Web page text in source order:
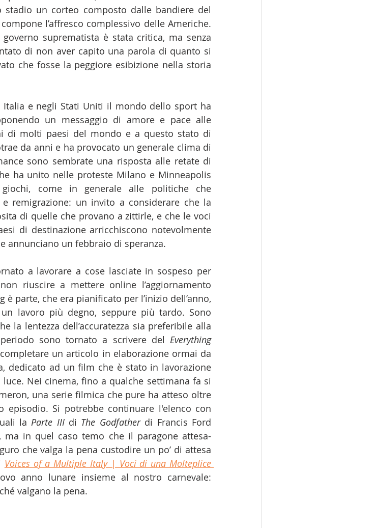
un corteo composto dalle bandiere del
l’affresco complessivo delle Americhe.
suprematista è stata critica, ma senza
di non aver capito una parola di quanto si
che fosse la peggiore esibizione nella storia
e negli Stati Uniti il mondo dello sport ha
un messaggio di amore e pace alle
di molti paesi del mondo e a questo stato di
da anni e ha provocato un generale clima di
sono sembrate una risposta alle retate di
ha unito nelle proteste Milano e Minneapolis
come in generale alle politiche che
remigrazione: un invito a considerare che la
di quelle che provano a zittirle, e che le voci
di destinazione arricchiscono notevolmente
annunciano un febbraio di speranza.
a lavorare a cose lasciate in sospeso per
riuscire a mettere online l’aggiornamento
parte, che era pianificato per l’inizio dell’anno,
lavoro più degno, seppure più tardo. Sono
la lentezza dell’accuratezza sia preferibile alla
sono tornato a scrivere del Everything
un articolo in elaborazione ormai da
dedicato ad un film che è stato in lavorazione
Nei cinema, fino a qualche settimana fa si
una serie filmica che pure ha atteso oltre
Si potrebbe continuare l'elenco con
la Parte III di The Godfather di Francis Ford
ma in quel caso temo che il paragone attesa-
che valga la pena custodire un po’ di attesa
Voices of a Multiple Italy | Voci di una Molteplice
anno lunare insieme al nostro carnevale:
valgano la pena.